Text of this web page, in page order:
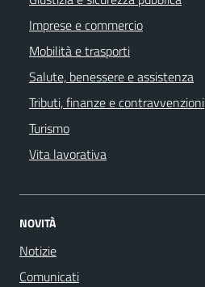
Imprese e commercio
Mobilità e trasporti
Salute, benessere e assistenza
Tributi, finanze e contravvenzioni
Turismo
Vita lavorativa
NOVITÀ
Notizie
Comunicati